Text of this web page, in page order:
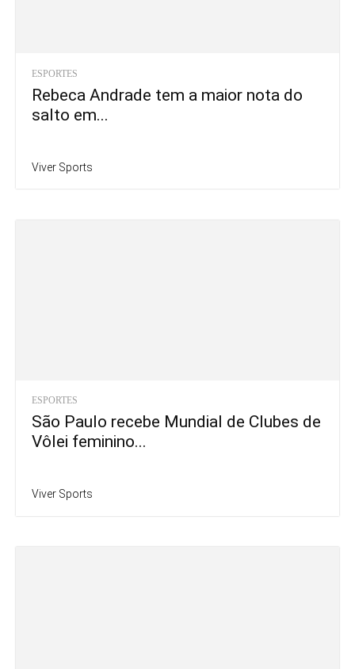
ESPORTES
Rebeca Andrade tem a maior nota do
salto em...
Viver Sports
ESPORTES
São Paulo recebe Mundial de Clubes de
Vôlei feminino...
Viver Sports